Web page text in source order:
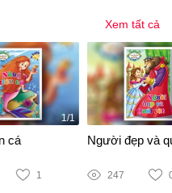
Xem tất cả
1/1
cá
1
Người đẹp và
247